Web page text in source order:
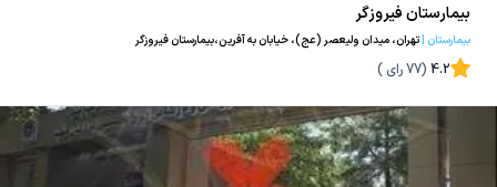
بیمارستان فیروزگر
بیمارستان |تهران، ميدان وليعصر (عج)، خيابان به آفرين،‌بيمارستان فيروزگر
4.2
(
77رای )